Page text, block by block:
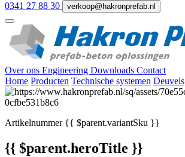
0341 27 88 30
verkoop@hakronprefab.nl
Over ons Engineering Downloads Contact
Home Producten Technische systemen Deuvels
Artikelnummer{{ $parent.variantSku }}
{{ $parent.heroTitle }}